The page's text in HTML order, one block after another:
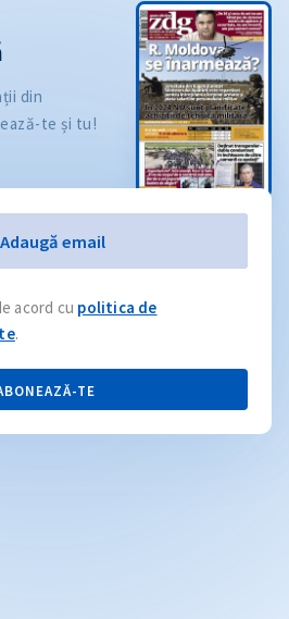
din
te și tu!
email
acord cu politica de
.
TE